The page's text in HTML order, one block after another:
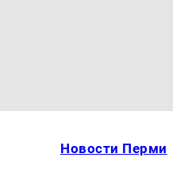
Новости Перми